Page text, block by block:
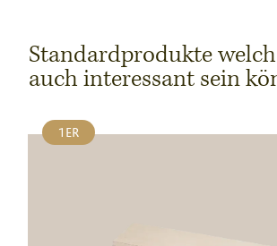
Standardprodukte
auch interessant sein
1ER